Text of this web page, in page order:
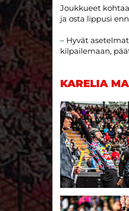
Joukkueet
ja osta lippusi
– Hyvät
kilpailemaan,
KARELIA